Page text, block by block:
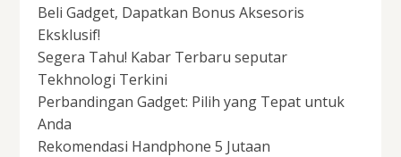
Beli Gadget, Dapatkan Bonus Aksesoris
Eksklusif!
Segera Tahu! Kabar Terbaru seputar
Tekhnologi Terkini
Perbandingan Gadget: Pilih yang Tepat untuk
Anda
Rekomendasi Handphone 5 Jutaan